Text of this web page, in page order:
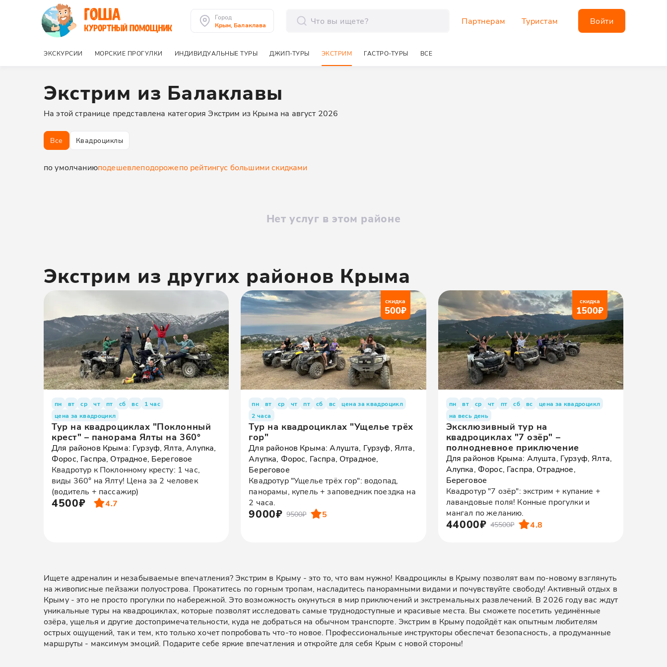
Город
Крым, Балаклава
Партнерам Туристам Войти
ЭКСКУРСИИ МОРСКИЕ ПРОГУЛКИ ИНДИВИДУАЛЬНЫЕ ТУРЫ ДЖИП-ТУРЫ ЭКСТРИМ ГАСТРО-ТУРЫ ВСЕ
Экстрим из Балаклавы
На этой странице представлена категория Экстрим из Крыма на август 2026
Все Квадроциклы
по умолчаниюподешевлеподорожепо рейтингус большими скидками
Нет услуг в этом районе
Экстрим из других районов Крыма
пн вт ср чт пт сб вс
1 час
цена за квадроцикл
Тур на квадроциклах "Поклонный
крест" – панорама Ялты на 360°
Для районов Крыма: Гурзуф, Ялта, Алупка,
Форос, Гаспра, Отрадное, Береговое
Квадротур к Поклонному кресту: 1 час,
виды 360° на Ялту! Цена за 2 человек
(водитель + пассажир)
4500₽ 4.7
скидка
500₽
пн вт ср чт пт сб вс
цена за квадроцикл
2 часа
Тур на квадроциклах "Ущелье трёх
гор"
Для районов Крыма: Алушта, Гурзуф, Ялта,
Алупка, Форос, Гаспра, Отрадное,
Береговое
Квадротур "Ущелье трёх гор": водопад,
панорамы, купель + заповедник поездка на
2 часа.
9000₽ 9500₽ 5
скидка
1500₽
пн вт ср чт пт сб вс
цена за квадроцикл
на весь день
Эксклюзивный тур на
квадроциклах "7 озёр" –
полнодневное приключение
Для районов Крыма: Алушта, Гурзуф, Ялта,
Алупка, Форос, Гаспра, Отрадное,
Береговое
Квадротур "7 озёр": экстрим + купание +
лавандовые поля! Конные прогулки и
мангал по желанию.
44000₽ 45500₽ 4.8
Ищете адреналин и незабываемые впечатления? Экстрим в Крыму - это то, что вам нужно! Квадроциклы в Крыму позволят вам по-новому взглянуть
на живописные пейзажи полуострова. Прокатитесь по горным тропам, насладитесь панорамными видами и почувствуйте свободу! Активный отдых в
Крыму - это не просто прогулки по набережной. Это возможность окунуться в мир приключений и экстремальных развлечений. В 2026 году вас ждут
уникальные туры на квадроциклах, которые позволят исследовать самые труднодоступные и красивые места. Вы сможете посетить уединённые
озёра, ущелья и другие достопримечательности, куда не добраться на обычном транспорте. Экстрим в Крыму подойдёт как опытным любителям
острых ощущений, так и тем, кто только хочет попробовать что-то новое. Профессиональные инструкторы обеспечат безопасность, а продуманные
маршруты - максимум эмоций. Подарите себе яркие впечатления и откройте для себя Крым с новой стороны!